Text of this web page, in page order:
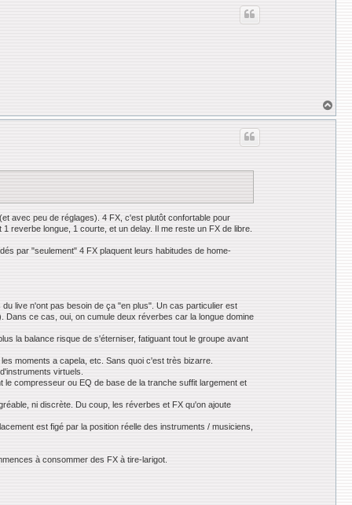
a
avec peu de réglages). 4 FX, c'est plutôt confortable pour
reverbe longue, 1 courte, et un delay. Il me reste un FX de libre.
par "seulement" 4 FX plaquent leurs habitudes de home-
live n'ont pas besoin de ça "en plus". Un cas particulier est
ce cas, oui, on cumule deux réverbes car la longue domine
la balance risque de s'éterniser, fatiguant tout le groupe avant
moments a capela, etc. Sans quoi c'est très bizarre.
virtuels.
compresseur ou EQ de base de la tranche suffit largement et
ni discrète. Du coup, les réverbes et FX qu'on ajoute
est figé par la position réelle des instruments / musiciens,
à consommer des FX à tire-larigot.